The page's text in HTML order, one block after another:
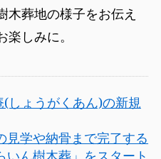
木葬地の様子をお伝え
しみに。
しょうがくあん)の新規
見学や納骨まで完了する